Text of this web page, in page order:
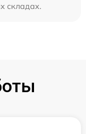
складах.